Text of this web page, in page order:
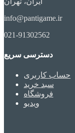
info@pantigame.ir
021-91302562
دسترسی سریع
حساب کاربری
سبد خرید
فروشگاه
ویدیو